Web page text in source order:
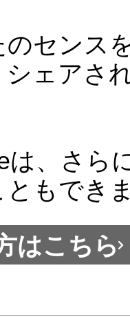
センス
ェアさ
は、さら
もでき
はこちら